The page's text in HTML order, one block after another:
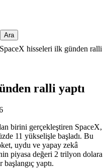
Ara
SpaceX hisseleri ilk günden ralli
ralli yaptı
birini gerçekleştiren SpaceX,
11 yükselişle başladı. Bu
uydu ve yapay zekâ
piyasa değeri 2 trilyon dolara
yaptı.